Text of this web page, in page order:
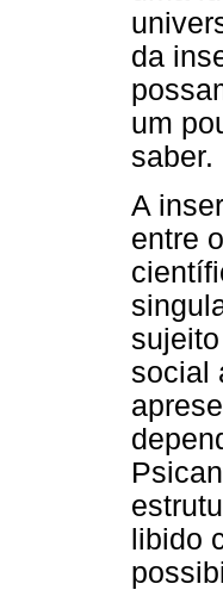
da
um
saber.
A
entre
social
libido